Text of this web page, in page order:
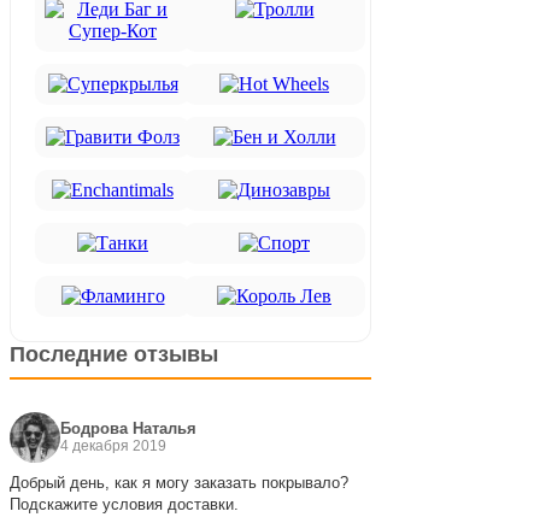
Последние отзывы
Бодрова Наталья
4 декабря 2019
Добрый день, как я могу заказать покрывало?
Подскажите условия доставки.